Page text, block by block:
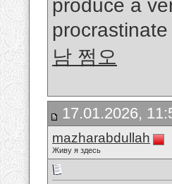
produce a
남 쩜오
17.01.2026,
mazharabdullah
Живу я здесь